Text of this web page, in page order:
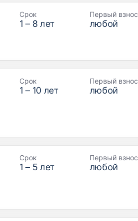
Срок
1 – 8 лет
Первый взнос
любой
Срок
1 – 10 лет
Первый взнос
любой
Срок
1 – 5 лет
Первый взнос
любой